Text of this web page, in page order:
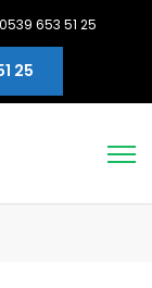
653 51 25
25